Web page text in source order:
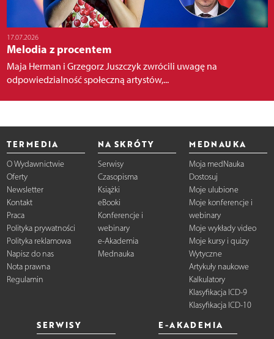
17.07.2026
Melodia z procentem
Maja Herman i Grzegorz Juszczyk zwrócili uwagę na
odpowiedzialność społeczną artystów,...
TERMEDIA
O Wydawnictwie
Oferty
Newsletter
Kontakt
Praca
Polityka prywatności
Polityka reklamowa
Napisz do nas
Nota prawna
Regulamin
NA SKRÓTY
Serwisy
Czasopisma
Książki
eBooki
Konferencje i
webinary
e-Akademia
Mednauka
MEDNAUKA
Moja medNauka
Dostosuj
Moje ulubione
Moje konferencje i
webinary
Moje wykłady video
Moje kursy i quizy
Wytyczne
Artykuły naukowe
Kalkulatory
Klasyfikacja ICD-9
Klasyfikacja ICD-10
SERWISY E-AKADEMIA